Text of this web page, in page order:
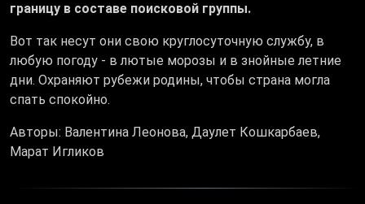
границу в составе поисковой группы.
Вот так несут они свою круглосуточную службу, в
любую погоду - в лютые морозы и в знойные летние
дни. Охраняют рубежи родины, чтобы страна могла
спать спокойно.
Авторы: Валентина Леонова, Даулет Кошкарбаев,
Марат Игликов